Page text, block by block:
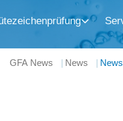
GFA News News